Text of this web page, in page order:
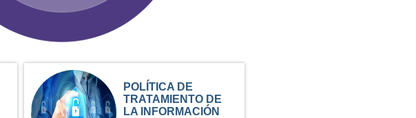
POLÍTICA DE
TRATAMIENTO DE
LA INFORMACIÓN